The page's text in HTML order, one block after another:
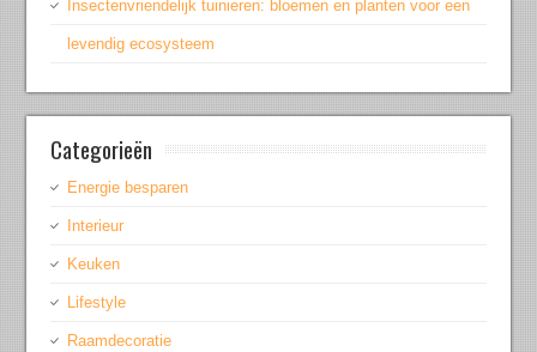
Insectenvriendelijk tuinieren: bloemen en planten voor een
levendig ecosysteem
Categorieën
Energie besparen
Interieur
Keuken
Lifestyle
Raamdecoratie